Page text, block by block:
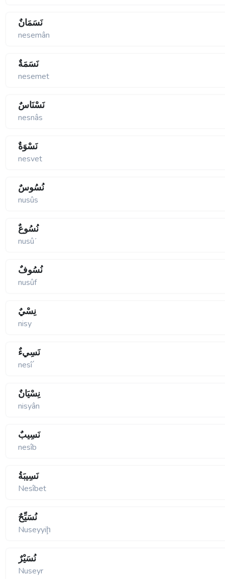
نَسَمَانٌ
nesemân
نَسَمَةٌ
nesemet
نَسْنَاسٌ
nesnâs
نَسْوَةٌ
nesvet
نُسُوسٌ
nusûs
نُسُوعٌ
nusûʹ
نُسُوفٌ
nusûf
نِسْيٌ
nisy
نَسِيءٌ
nesî΄
نِسْيَانٌ
nisyân
نَسِيبٌ
nesîb
نَسِيبَةُ
Nesîbet
نُسَيِّحٌ
Nuseyyiḩ
نُسَيْرٌ
Nuseyr